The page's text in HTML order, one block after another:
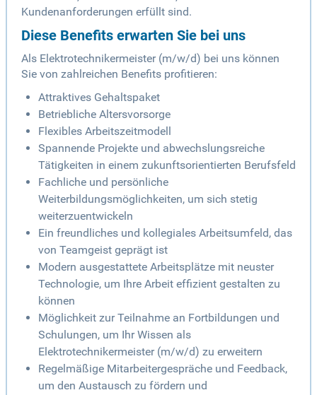
Kundenanforderungen erfüllt sind.
Diese Benefits erwarten Sie bei uns
Als Elektrotechnikermeister (m/w/d) bei uns können
Sie von zahlreichen Benefits profitieren:
Attraktives Gehaltspaket
Betriebliche Altersvorsorge
Flexibles Arbeitszeitmodell
Spannende Projekte und abwechslungsreiche
Tätigkeiten in einem zukunftsorientierten Berufsfeld
Fachliche und persönliche
Weiterbildungsmöglichkeiten, um sich stetig
weiterzuentwickeln
Ein freundliches und kollegiales Arbeitsumfeld, das
von Teamgeist geprägt ist
Modern ausgestattete Arbeitsplätze mit neuster
Technologie, um Ihre Arbeit effizient gestalten zu
können
Möglichkeit zur Teilnahme an Fortbildungen und
Schulungen, um Ihr Wissen als
Elektrotechnikermeister (m/w/d) zu erweitern
Regelmäßige Mitarbeitergespräche und Feedback,
um den Austausch zu fördern und